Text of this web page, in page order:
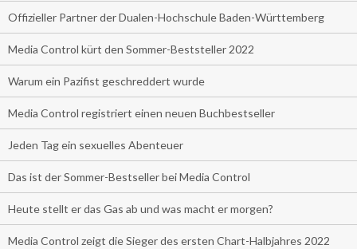
Offizieller Partner der Dualen-Hochschule Baden-Württemberg
Media Control kürt den Sommer-Beststeller 2022
Warum ein Pazifist geschreddert wurde
Media Control registriert einen neuen Buchbestseller
Jeden Tag ein sexuelles Abenteuer
Das ist der Sommer-Bestseller bei Media Control
Heute stellt er das Gas ab und was macht er morgen?
Media Control zeigt die Sieger des ersten Chart-Halbjahres 2022